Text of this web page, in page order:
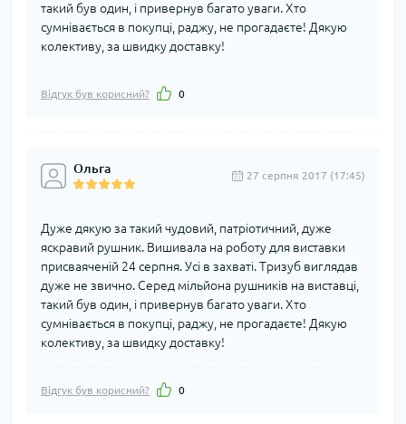
такий був один, і привернув багато уваги. Хто
сумнівається в покупці, раджу, не прогадаєте! Дякую
колективу, за швидку доставку!
Відгук був корисний? 0
Ольга 27 серпня 2017 (17:45)
Дуже дякую за такий чудовий, патріотичний, дуже
яскравий рушник. Вишивала на роботу для виставки
присваяченій 24 серпня. Усі в захваті. Тризуб виглядав
дуже не звично. Серед мільйона рушників на виставці,
такий був один, і привернув багато уваги. Хто
сумнівається в покупці, раджу, не прогадаєте! Дякую
колективу, за швидку доставку!
Відгук був корисний? 0